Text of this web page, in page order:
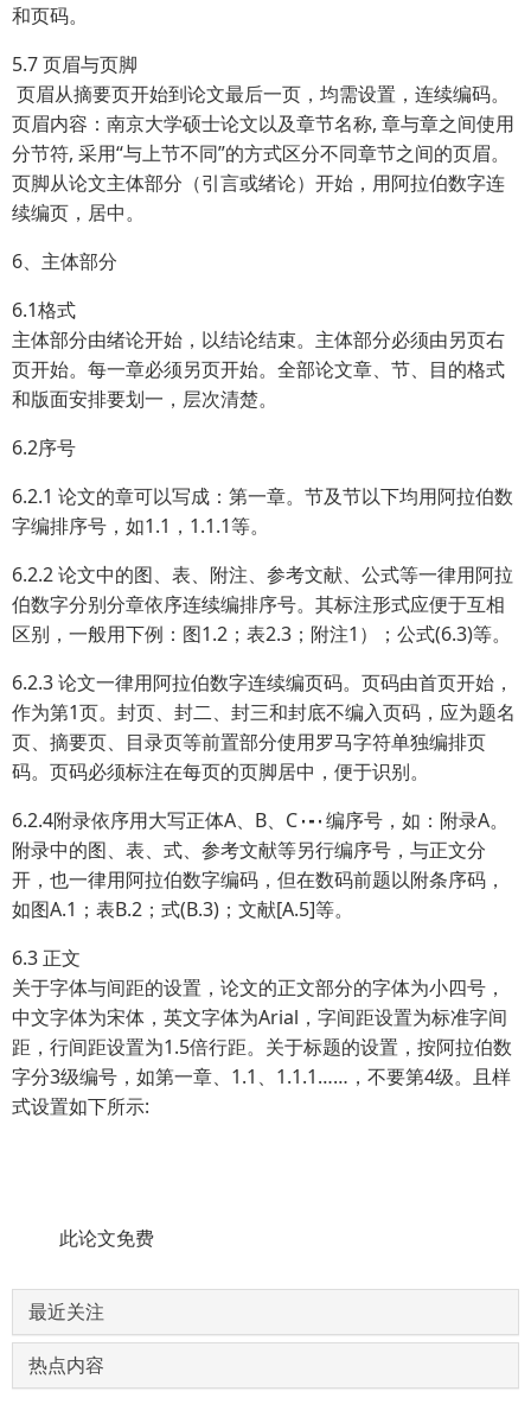
和页码。
5.7 页眉与页脚
页眉从摘要页开始到论文最后一页，均需设置，连续编码。
页眉内容：南京大学硕士论文以及章节名称, 章与章之间使用
分节符, 采用“与上节不同”的方式区分不同章节之间的页眉。
页脚从论文主体部分（引言或绪论）开始，用阿拉伯数字连
续编页，居中。
6、主体部分
6.1格式
主体部分由绪论开始，以结论结束。主体部分必须由另页右
页开始。每一章必须另页开始。全部论文章、节、目的格式
和版面安排要划一，层次清楚。
6.2序号
6.2.1 论文的章可以写成：第一章。节及节以下均用阿拉伯数
字编排序号，如1.1，1.1.1等。
6.2.2 论文中的图、表、附注、参考文献、公式等一律用阿拉
伯数字分别分章依序连续编排序号。其标注形式应便于互相
区别，一般用下例：图1.2；表2.3；附注1）；公式(6.3)等。
6.2.3 论文一律用阿拉伯数字连续编页码。页码由首页开始，
作为第1页。封页、封二、封三和封底不编入页码，应为题名
页、摘要页、目录页等前置部分使用罗马字符单独编排页
码。页码必须标注在每页的页脚居中，便于识别。
6.2.4附录依序用大写正体A、B、C ┅ 编序号，如：附录A。
附录中的图、表、式、参考文献等另行编序号，与正文分
开，也一律用阿拉伯数字编码，但在数码前题以附条序码，
如图A.1；表B.2；式(B.3)；文献[A.5]等。
6.3 正文
关于字体与间距的设置，论文的正文部分的字体为小四号，
中文字体为宋体，英文字体为Arial，字间距设置为标准字间
距，行间距设置为1.5倍行距。关于标题的设置，按阿拉伯数
字分3级编号，如第一章、1.1、1.1.1……，不要第4级。且样
式设置如下所示:
此论文免费
最近关注
热点内容